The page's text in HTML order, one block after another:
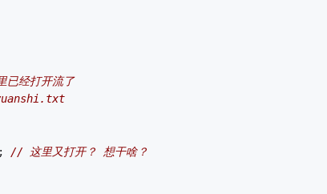
打开流了
// 这里又打开？ 想干啥？